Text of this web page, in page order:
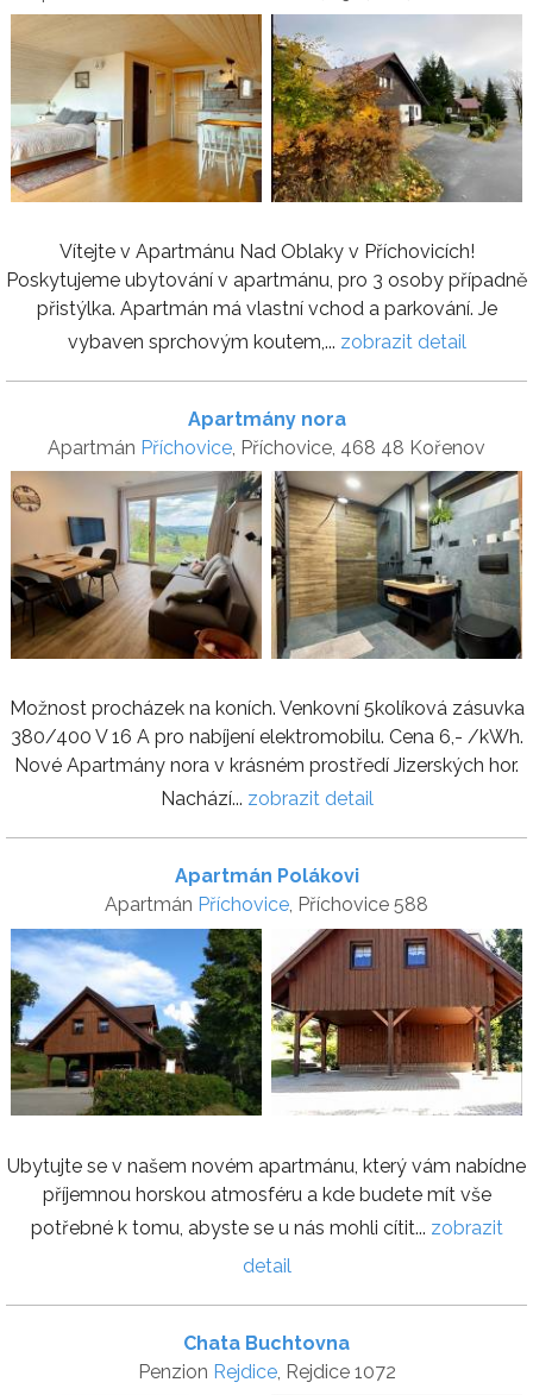
Vítejte v Apartmánu Nad Oblaky v Příchovicích!
Poskytujeme ubytování v apartmánu, pro 3 osoby případně
přistýlka. Apartmán má vlastní vchod a parkování. Je
vybaven sprchovým koutem,... zobrazit detail
Apartmány nora
Apartmán Příchovice, Příchovice, 468 48 Kořenov
Možnost procházek na koních. Venkovní 5kolíková zásuvka
380/400 V 16 A pro nabíjení elektromobilu. Cena 6,- /kWh.
Nové Apartmány nora v krásném prostředí Jizerských hor.
Nachází... zobrazit detail
Apartmán Polákovi
Apartmán Příchovice, Příchovice 588
Ubytujte se v našem novém apartmánu, který vám nabídne
příjemnou horskou atmosféru a kde budete mít vše
potřebné k tomu, abyste se u nás mohli cítit... zobrazit
detail
Chata Buchtovna
Penzion Rejdice, Rejdice 1072